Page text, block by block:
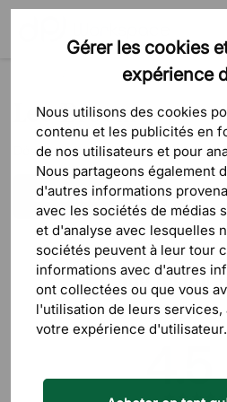
Gérer les cookies
expérience
Nous utilisons des cookies
contenu et les publicités en
de nos utilisateurs et pour
Nous partageons également
d'autres informations
avec les sociétés de médias
et d'analyse avec lesquelles
sociétés peuvent à leur tour
informations avec d'autres
ont collectées ou que vous
l'utilisation de leurs
votre expérience d'utilisateur.
Lee Broom
Lee Broom
Désolé pour la gêne occasionnée.
Ce que disent
4.5